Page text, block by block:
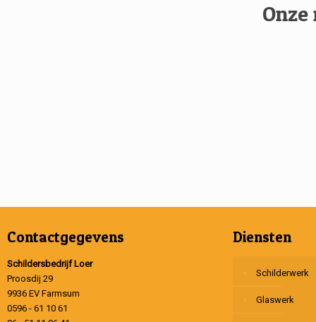
Contactgegevens
Schildersbedrijf Loer
Proosdij 29
9936 EV Farmsum
0596 - 61 10 61
Diensten
Schilderwerk
Glaswerk